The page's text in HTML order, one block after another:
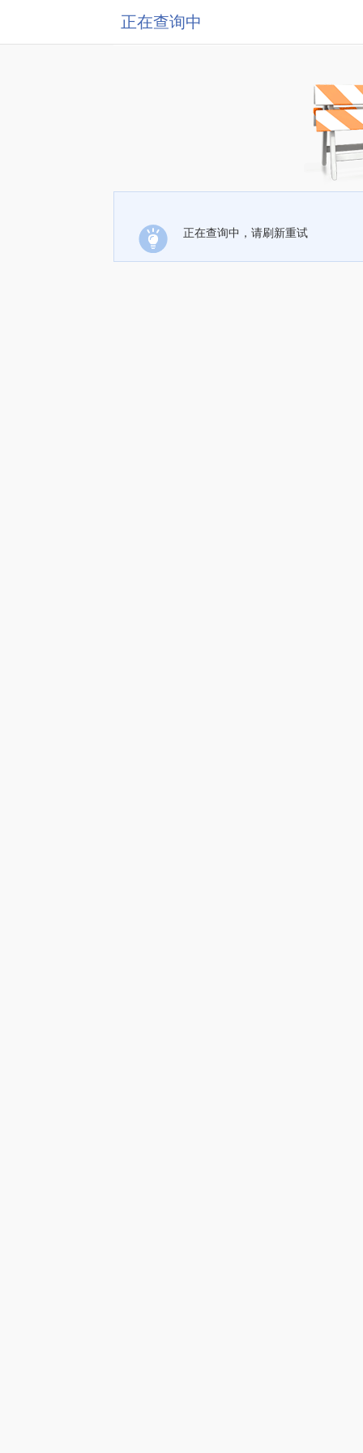
正在查询中
正在查询中，请刷新重试